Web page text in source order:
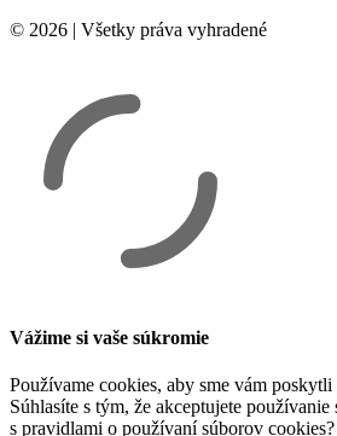
© 2026 | Všetky práva vyhradené
Vážime si vaše súkromie
Používame cookies, aby sme vám
Súhlasíte s tým, že akceptujete
s pravidlami o používaní súborov cookies?